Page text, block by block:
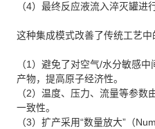
（4）最终反应液流入淬灭罐进
这种集成模式改善了传统工艺中
（1）避免了对空气/水分敏感
产物，提高原子经济性。
（2）温度、压力、流量等参数
一致性。
（3）扩产采用“数量放大”（